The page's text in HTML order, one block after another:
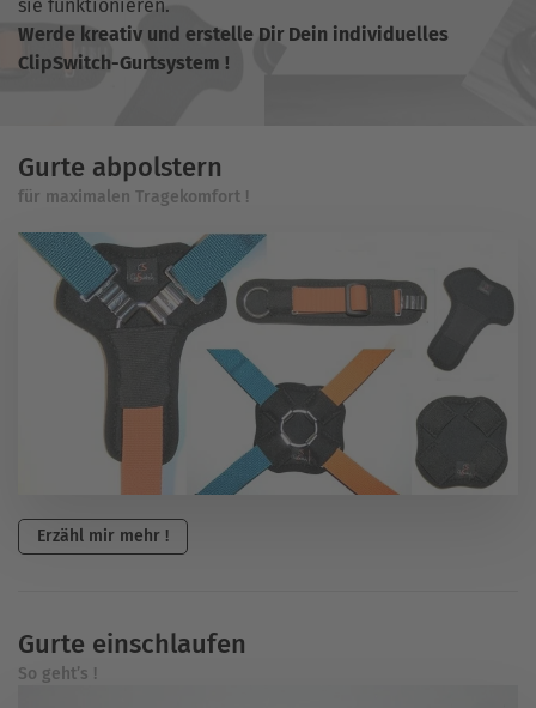
sie funktionieren.
Werde kreativ und erstelle Dir Dein individuelles
ClipSwitch-Gurtsystem !
Gurte abpolstern
für maximalen Tragekomfort !
Erzähl mir mehr !
Gurte einschlaufen
So geht’s !